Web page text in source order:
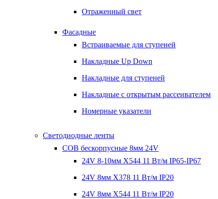
Отраженный свет
Фасадные
Встраиваемые для ступеней
Накладные Up Down
Накладные для ступеней
Накладные с открытым рассеивателем
Номерные указатели
Светодиодные ленты
COB бескорпусные 8мм 24V
24V 8-10мм X544 11 Вт/м IP65-IP67
24V 8мм X378 11 Вт/м IP20
24V 8мм X544 11 Вт/м IP20